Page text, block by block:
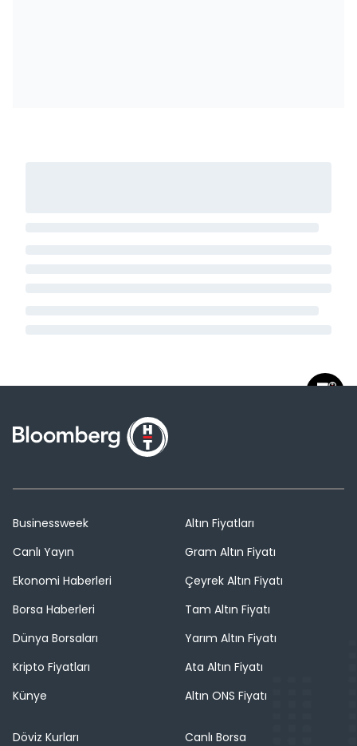
Businessweek
Canlı Yayın
Ekonomi Haberleri
Borsa Haberleri
Dünya Borsaları
Kripto Fiyatları
Künye
Altın Fiyatları
Gram Altın Fiyatı
Çeyrek Altın Fiyatı
Tam Altın Fiyatı
Yarım Altın Fiyatı
Ata Altın Fiyatı
Altın ONS Fiyatı
Döviz Kurları
Canlı Borsa